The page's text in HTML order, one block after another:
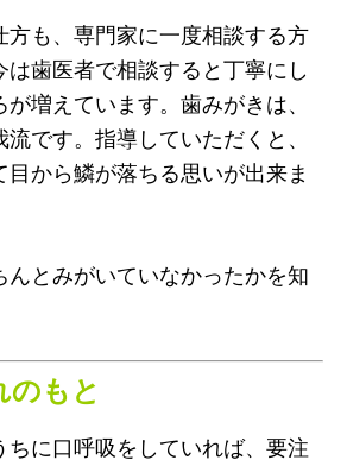
方も、専門家に一度相談する方
歯医者で相談すると丁寧にし
増えています。歯みがきは、
です。指導していただくと、
目から鱗が落ちる思いが出来ま
んとみがいていなかったかを知
のもと
ちに口呼吸をしていれば、要注